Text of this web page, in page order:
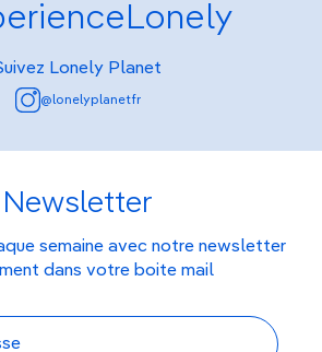
Lonely Planet
@lonelyplanetfr
Newsletter
semaine avec notre newsletter
dans votre boite mail